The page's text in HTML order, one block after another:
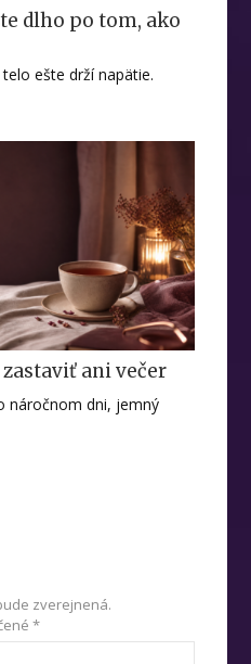
dlho po tom, ako
ešte drží napätie.
ani večer
náročnom dni, jemný
zverejnená.
*